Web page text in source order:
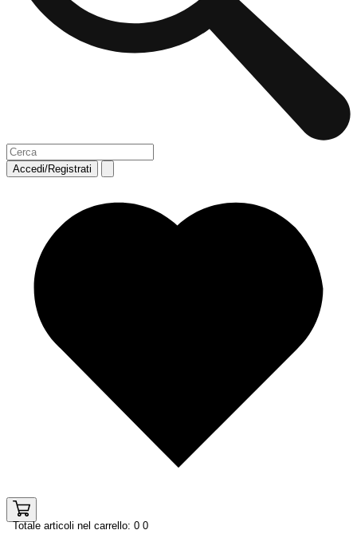
Accedi/Registrati
Totale articoli nel carrello: 0 0